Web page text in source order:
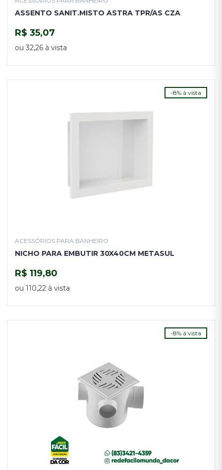
ASSENTO SANIT.MISTO ASTRA TPR/AS CZA
R$ 35,07
ou 32,26 à vista
-8% à vista
ACESSÓRIOS PARA BANHEIRO
NICHO PARA EMBUTIR 30X40CM METASUL
R$ 119,80
ou 110,22 à vista
-8% à vista